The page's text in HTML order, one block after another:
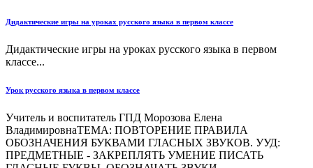
Дидактические игры на уроках русского языка в первом классе
Дидактические игры на уроках русского языка в первом
классе...
Урок русского языка в первом классе
Учитель и воспитатель ГПД Морозова Елена
ВладимировнаТЕМА: ПОВТОРЕНИЕ ПРАВИЛА
ОБОЗНАЧЕНИЯ БУКВАМИ ГЛАСНЫХ ЗВУКОВ. УУД:
ПРЕДМЕТНЫЕ - ЗАКРЕПЛЯТЬ УМЕНИЕ ПИСАТЬ